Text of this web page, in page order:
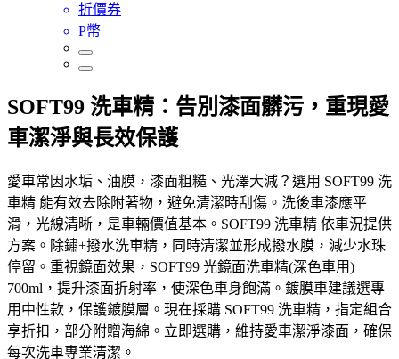
折價券
P幣
SOFT99 洗車精：告別漆面髒污，重現愛
車潔淨與長效保護
愛車常因水垢、油膜，漆面粗糙、光澤大減？選用 SOFT99 洗
車精 能有效去除附著物，避免清潔時刮傷。洗後車漆應平
滑，光線清晰，是車輛價值基本。SOFT99 洗車精 依車況提供
方案。除鏽+撥水洗車精，同時清潔並形成撥水膜，減少水珠
停留。重視鏡面效果，SOFT99 光鏡面洗車精(深色車用)
700ml，提升漆面折射率，使深色車身飽滿。鍍膜車建議選專
用中性款，保護鍍膜層。現在採購 SOFT99 洗車精，指定組合
享折扣，部分附贈海綿。立即選購，維持愛車潔淨漆面，確保
每次洗車專業清潔。